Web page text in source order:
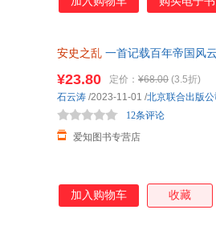
事。在本书中，他以独特视角
下的文学浪潮，品读从强盛到
本书在唐代名家诗篇与安史之
寻找帝国崩塌的细微线索。拨
争的形势，看清硝
安史之乱 一首记载百年帝国风
¥23.80 定价： ¥68.00 (3.5折)
爱知图书专营店
12条评论
石云涛 /2023-11-01 /北京联合出版
加入购物车 收藏